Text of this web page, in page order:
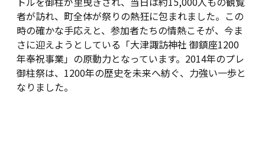
者が訪れ、町全体が祭りの熱狂に包まれました。この
時の確かな手応えと、参加者たちの情熱こそが、今ま
さに迎えようとしている「大津諏訪神社 御鎮座1200
年奉祝事業」の原動力となっています。2014年のプレ
御柱祭は、1200年の歴史を未来へ紡ぐ、力強い一歩と
なりました。